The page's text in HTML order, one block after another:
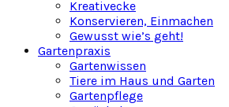
Kreativecke
Konservieren, Einmachen
Gewusst wie’s geht!
Gartenpraxis
Gartenwissen
Tiere im Haus und Garten
Gartenpflege